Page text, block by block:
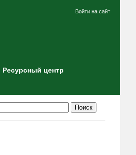
Войти на сайт
Ресурсный центр